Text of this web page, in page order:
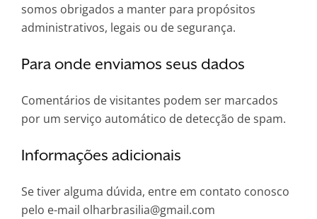
somos obrigados a manter para propósitos
administrativos, legais ou de segurança.
Para onde enviamos seus dados
Comentários de visitantes podem ser marcados
por um serviço automático de detecção de spam.
Informações adicionais
Se tiver alguma dúvida, entre em contato conosco
pelo e-mail olharbrasilia@gmail.com